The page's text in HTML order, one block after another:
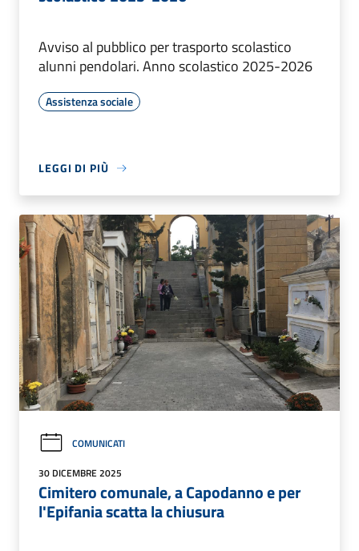
Avviso al pubblico per trasporto scolastico
alunni pendolari. Anno scolastico 2025-2026
Assistenza sociale
LEGGI DI PIÙ
COMUNICATI
30 DICEMBRE 2025
Cimitero comunale, a Capodanno e per
l'Epifania scatta la chiusura